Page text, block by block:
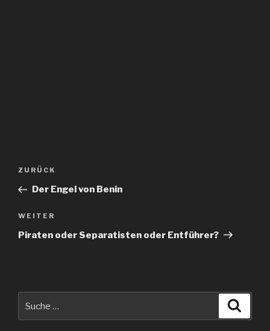
Beitragsnavigation
Vorheriger
Beitrag
ZURÜCK
Der Engel von Benin
Nächster
Beitrag
WEITER
Piraten oder Separatisten oder Entführer?
nach: